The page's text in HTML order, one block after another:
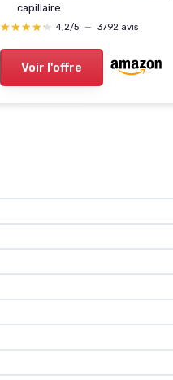
capillaire
★★★★★
★★★★★ 4,2/5 — 3792 avis
Voir l'offre